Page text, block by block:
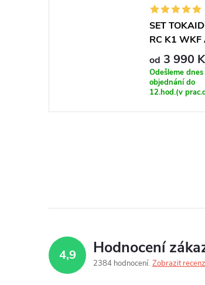
SET
RC K1 WKF
od 3 990
Odešleme
objednání do
12.hod.(v
4,9 Hodnocení
2384 hodnocení Zobrazit